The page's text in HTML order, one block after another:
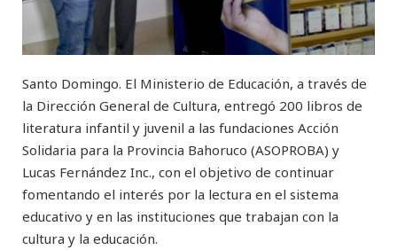
Santo Domingo. El Ministerio de Educación, a través de
la Dirección General de Cultura, entregó 200 libros de
literatura infantil y juvenil a las fundaciones Acción
Solidaria para la Provincia Bahoruco (ASOPROBA) y
Lucas Fernández Inc., con el objetivo de continuar
fomentando el interés por la lectura en el sistema
educativo y en las instituciones que trabajan con la
cultura y la educación.